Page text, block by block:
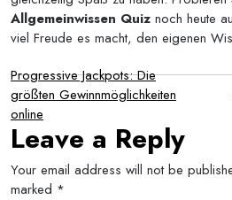
Allgemeinwissen Quiz noch heute
viel Freude es macht, den eigenen
Post
navigation
Progressive Jackpots: Die
größten Gewinnmöglichkeiten
online
Leave a Reply
Your email address will not be
marked *